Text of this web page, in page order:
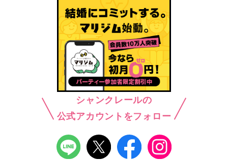
シャンクレールの
公式アカウントをフォロー